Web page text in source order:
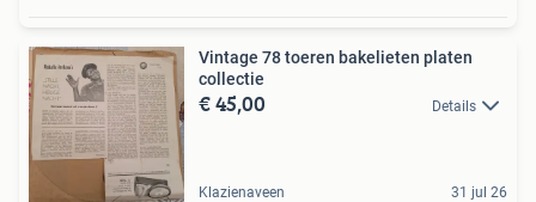
Vintage 78 toeren bakelieten platen
collectie
€ 45,00 Details
Klazienaveen 31 jul 26